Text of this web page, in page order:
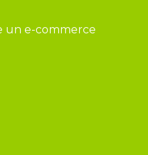
un e-commerce